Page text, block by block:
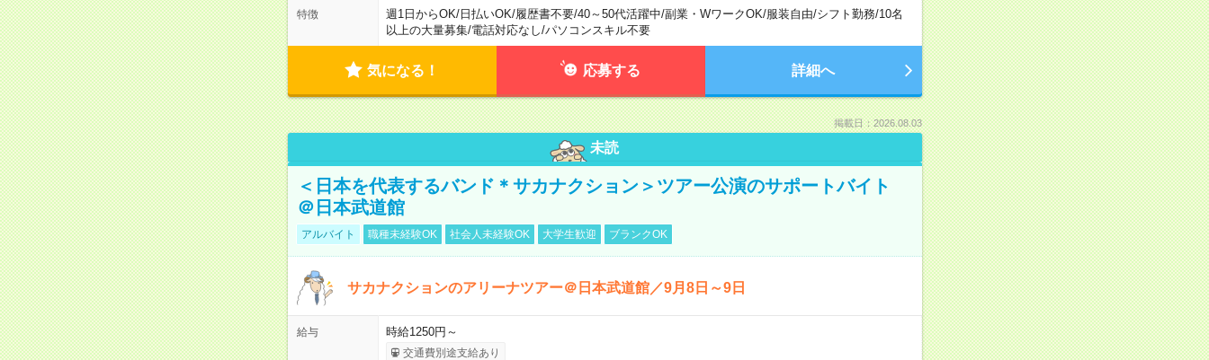
特徴 週1日からOK/日払いOK/履歴書不要/40～50代活躍中/副業・WワークOK/服装自由/シフト勤務/10名
以上の大量募集/電話対応なし/パソコンスキル不要
気になる！ 応募する 詳細へ
掲載日：2026.08.03
未読
＜日本を代表するバンド＊サカナクション＞ツアー公演のサポートバイト
＠日本武道館
アルバイト 職種未経験OK 社会人未経験OK 大学生歓迎 ブランクOK
サカナクションのアリーナツアー＠日本武道館／9月8日～9日
給与 時給1250円～
交通費別途支給あり